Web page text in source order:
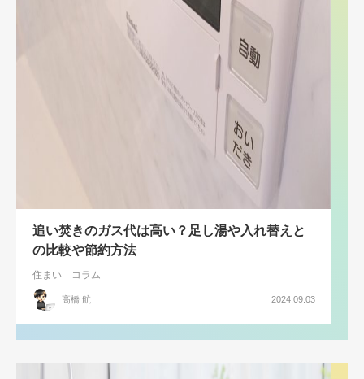
追い焚きのガス代は高い？足し湯や入れ替えと
の比較や節約方法
住まい コラム
高橋 航 2024.09.03